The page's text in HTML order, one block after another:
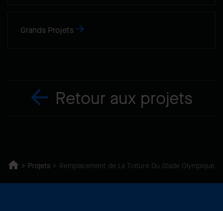
Grands Projets
Retour aux projets
Projets Remplacement de La Toiture Du Stade Olympique